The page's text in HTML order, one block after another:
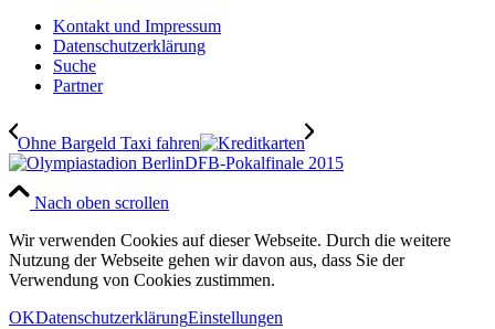
Kontakt und Impressum
Datenschutzerklärung
Suche
Partner
Ohne Bargeld Taxi fahren
DFB-Pokalfinale 2015
Nach oben scrollen
Wir verwenden Cookies auf dieser Webseite. Durch die weitere
Nutzung der Webseite gehen wir davon aus, dass Sie der
Verwendung von Cookies zustimmen.
OKDatenschutzerklärungEinstellungen